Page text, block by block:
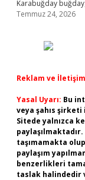
Karabuğday
Temmuz 24, 2026
Reklam ve
Yasal Uyarı: Bu
veya şahıs
Sitede yalnızca
taşımamakta
paylaşım
benzerlikleri
taslak halindedir